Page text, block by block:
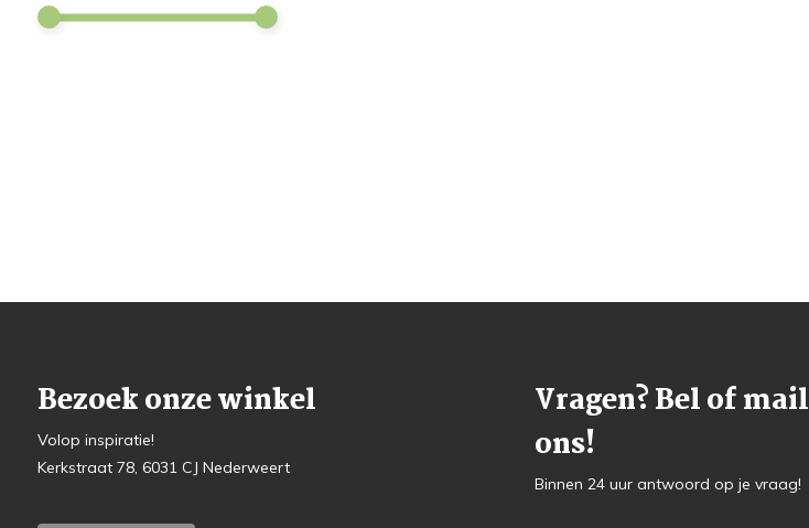
Bezoek onze winkel
Volop inspiratie!
Kerkstraat 78, 6031 CJ Nederweert
Vragen? Bel of mail
ons!
Binnen 24 uur antwoord op je vraag!